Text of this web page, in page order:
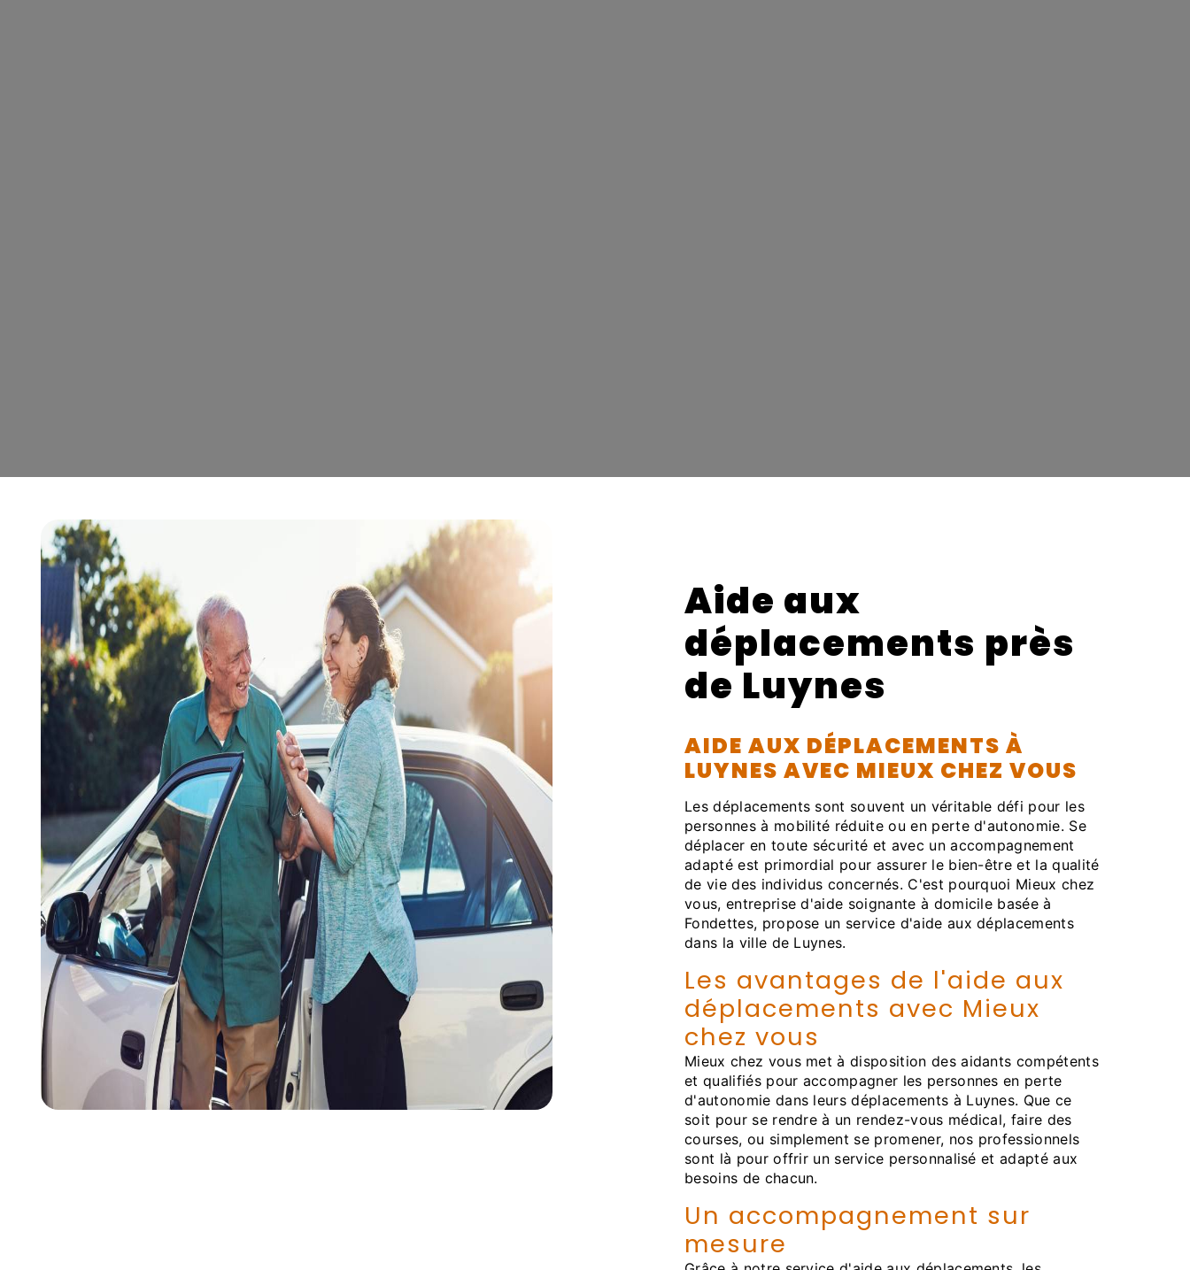
Aide aux
déplacements près
de Luynes
AIDE AUX DÉPLACEMENTS À
LUYNES AVEC MIEUX CHEZ VOUS
Les déplacements sont souvent un véritable défi pour les
personnes à mobilité réduite ou en perte d'autonomie. Se
déplacer en toute sécurité et avec un accompagnement
adapté est primordial pour assurer le bien-être et la qualité
de vie des individus concernés. C'est pourquoi Mieux chez
vous, entreprise d'aide soignante à domicile basée à
Fondettes, propose un service d'aide aux déplacements
dans la ville de Luynes.
Les avantages de l'aide aux
déplacements avec Mieux
chez vous
Mieux chez vous met à disposition des aidants compétents
et qualifiés pour accompagner les personnes en perte
d'autonomie dans leurs déplacements à Luynes. Que ce
soit pour se rendre à un rendez-vous médical, faire des
courses, ou simplement se promener, nos professionnels
sont là pour offrir un service personnalisé et adapté aux
besoins de chacun.
Un accompagnement sur
mesure